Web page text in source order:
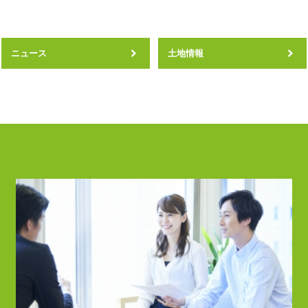
ニュース 土地情報